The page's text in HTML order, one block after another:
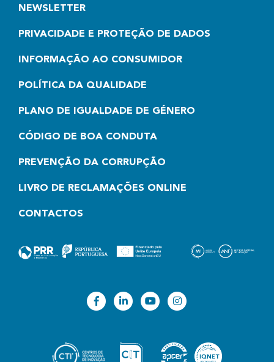
NEWSLETTER
PRIVACIDADE E PROTEÇÃO DE DADOS
INFORMAÇÃO AO CONSUMIDOR
POLÍTICA DA QUALIDADE
PLANO DE IGUALDADE DE GÉNERO
CÓDIGO DE BOA CONDUTA
PREVENÇÃO DA CORRUPÇÃO
LIVRO DE RECLAMAÇÕES ONLINE
CONTACTOS